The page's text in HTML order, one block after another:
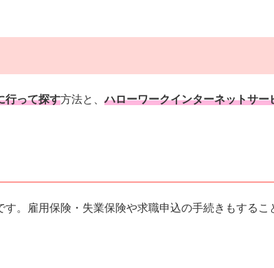
行って探す方法と、ハローワークインターネットサー
。雇用保険・失業保険や求職申込の手続きもするこ